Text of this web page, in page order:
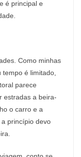
é principal e
Como minhas
é limitado,
parece
estradas a beira-
o carro e a
princípio devo